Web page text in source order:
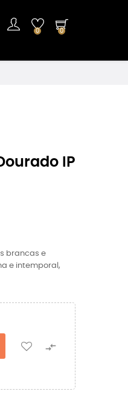
0 0
IP
brancas e
e intemporal,
